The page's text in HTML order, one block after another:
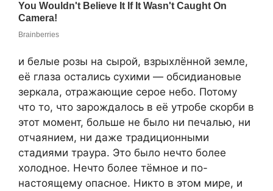
и белые розы на сырой, взрыхлённой земле,
её глаза остались сухими — обсидиановые
зеркала, отражающие серое небо. Потому
что то, что зарождалось в её утробе скорби в
этот момент, больше не было ни печалью, ни
отчаянием, ни даже традиционными
стадиями траура. Это было нечто более
холодное. Нечто более тёмное и по-
настоящему опасное. Никто в этом мире, и